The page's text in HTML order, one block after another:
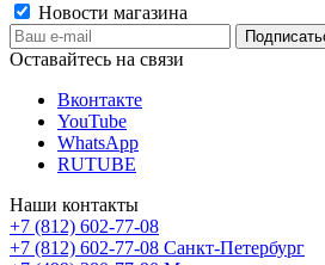
Новости магазина
Оставайтесь на связи
Вконтакте
YouTube
WhatsApp
RUTUBE
Наши контакты
+7 (812) 602-77-08
+7 (812) 602-77-08 Санкт-Петербург